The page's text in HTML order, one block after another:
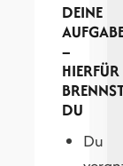
DEINE
–
HIERFÜR
DU
Du